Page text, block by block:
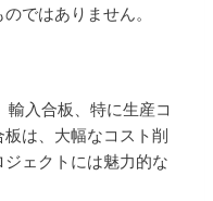
ではありません。
輸入合板、特に生産コ
は、大幅なコスト削
ェクトには魅力的な